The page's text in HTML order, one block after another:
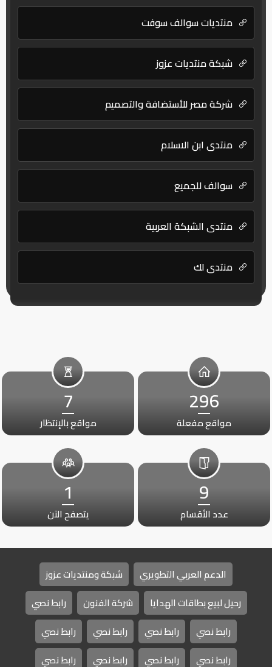
منتديات سوالف سوفت
شبكة منتديات عزوز
شركة مصر للأستضافة والتصميم
منتدي ابن الاسلام
سوالف للجميع
منتدى الشبكة العربية
منتدى لك
296
مواقع مفعلة
7
مواقع بالإنتظار
9
عدد الأقسام
1
يتصفح الآن
الدعم العربي التطويري
شبكة ومنتديات عزوز
رحيل لبيع بطاقات الهدايا
شركة الفنون
رابط نصي
رابط نصي
رابط نصي رابط نصي
رابط نصي
رابط نصي
رابط نصي رابط نصي رابط نصي